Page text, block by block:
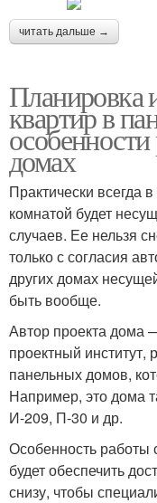
читать дальше →
Планировка
квартир в
домах
Практически всегда
комнатой будет
случаев. Ее нельзя
только с согласия
других домах
быть вообще.
Автор проекта
проектный
панельных домов,
Например, это дома
И-209, П-30 и др.
Особенность
будет обеспечить
снизу, чтобы